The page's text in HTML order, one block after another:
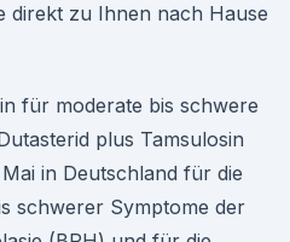
direkt zu Ihnen nach Hause
für moderate bis schwere
plus Tamsulosin
in Deutschland für die
schwerer Symptome der